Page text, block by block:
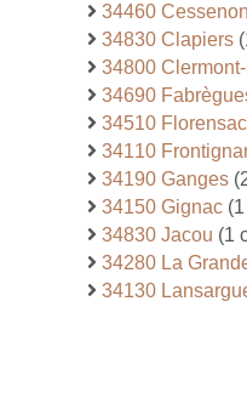
34460
34830 Clapiers
34800
34690
34510 Florensac
34110
34190 Ganges
34150 Gignac
34830 Jacou (1
34280 La
34130